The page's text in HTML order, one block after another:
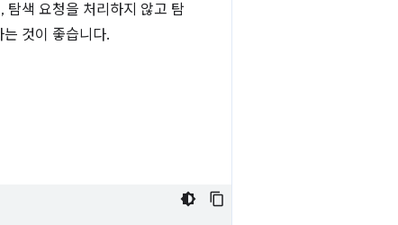
탐색 요청을 처리하지 않고 탐
것이 좋습니다.